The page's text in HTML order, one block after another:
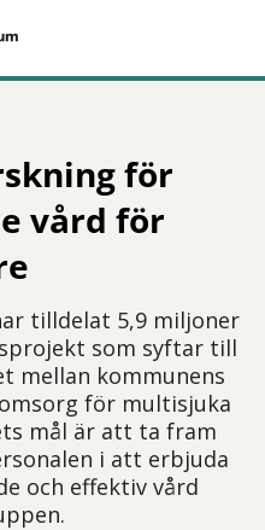
för
vård för
tilldelat 5,9 miljoner
som syftar till
mellan kommunens
för multisjuka
mål är att ta fram
i att erbjuda
och effektiv vård